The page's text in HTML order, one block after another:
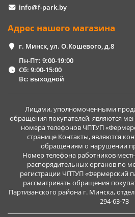
info@f-park.by
Адрес нашего магазина
г. Минск, ул. О.Кошевого, д.8
Пн-Пт: 9:00-19:00
Сб: 9:00-15:00
Вс: выходной
Лицами, уполномоченными
обращения покупателей, являются
номера телефонов ЧПТУП
странице Контакты, являются
обращениям о нарушении
Номер телефона работников
распорядительных органов по
регистрации ЧПТУП «Фермерский
рассматривать обращения
Партизанского района г. Минска,
294-63-73